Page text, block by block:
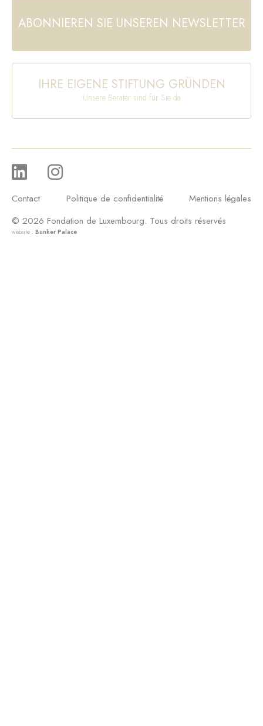
ABONNIEREN SIE UNSEREN NEWSLETTER
IHRE EIGENE STIFTUNG GRÜNDEN
Unsere Berater sind für Sie da
Contact Politique de confidentialité
Mentions légales
© 2026 Fondation de Luxembourg. Tous droits réservés
website : Bunker Palace